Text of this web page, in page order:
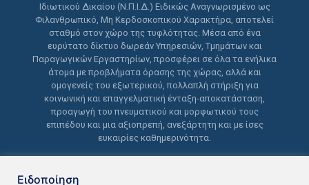
Ιδιωτικού Δικαίου (Ν.Π.Ι.Δ.) Ειδικώς Αναγνωρισμένο ως
Φιλανθρωπικό, Μη Κερδοσκοπικού Χαρακτήρα, αποτελεί
σταθμό στον χώρο της τυφλότητας. Μέσα από ένα
ευρύτατο δίκτυο δωρεάν Υπηρεσιών, Τμημάτων και
Παραγωγικών Εργαστηρίων, προσφέρει σε όλα τα ενήλικα
άτομα με προβλήματα όρασης της χώρας, αλλά και
ομογενείς του εξωτερικού, πολλαπλή στήριξη για
κοινωνική και επαγγελματική ένταξη-αποκατάσταση,
προαγωγή του πνευματικού και μορφωτικού τους
επιπέδου και μια αξιοπρεπή, ανεξάρτητη και με ίσες
ευκαιρίες καθημερινότητα.
Ειδοποίηση